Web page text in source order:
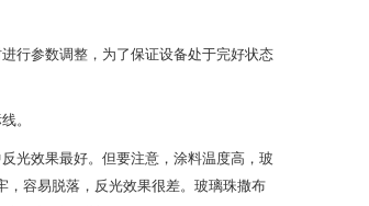
行参数调整，为了保证设备处于完好状态
。
光效果最好。但要注意，涂料温度高，玻
，容易脱落，反光效果很差。玻璃珠撒布